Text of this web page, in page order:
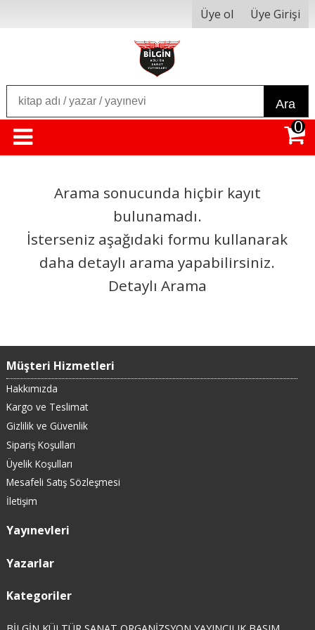
Üye ol Üye Girişi
Ara
0
Arama sonucunda hiçbir kayıt
bulunamadı.
İsterseniz aşağıdaki formu kullanarak
daha detaylı arama yapabilirsiniz.
Detaylı Arama
Müşteri Hizmetleri
Hakkımızda
Kargo ve Teslimat
Gizlilik ve Güvenlik
Sipariş Koşulları
Üyelik Koşulları
Mesafeli Satış Sözleşmesi
İletişim
Yayınevleri
Yazarlar
Kategoriler